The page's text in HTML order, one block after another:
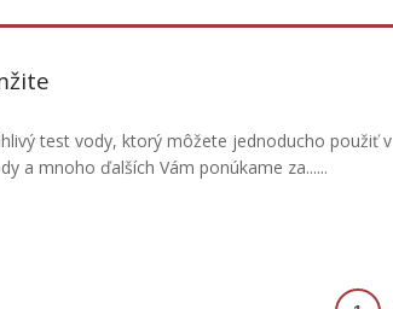
test vody, ktorý môžete jednoducho použiť v
a mnoho ďalších Vám ponúkame za......